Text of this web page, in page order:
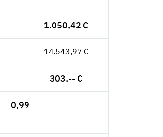
1.050,42 €
14.543,97 €
303,-- €
0,99